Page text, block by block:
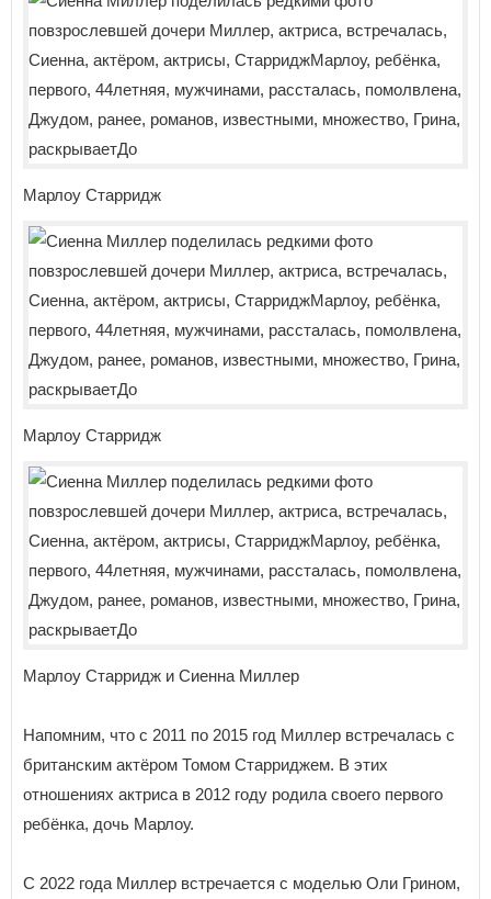
Марлоу Старридж
Марлоу Старридж
Марлоу Старридж и Сиенна Миллер
Напомним, что с 2011 по 2015 год Миллер встречалась с
британским актёром Томом Старриджем. В этих
отношениях актриса в 2012 году родила своего первого
ребёнка, дочь Марлоу.
С 2022 года Миллер встречается с моделью Оли Грином,